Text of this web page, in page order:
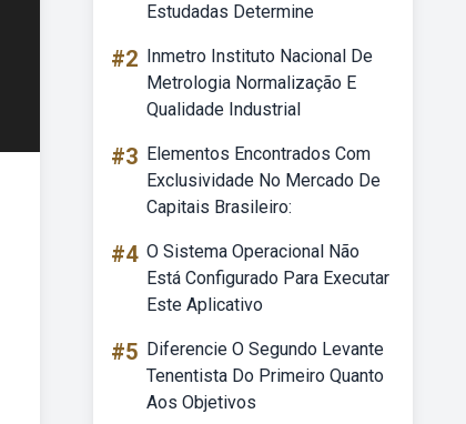
Estudadas Determine
#2 Inmetro Instituto Nacional De
Metrologia Normalização E
Qualidade Industrial
#3 Elementos Encontrados Com
Exclusividade No Mercado De
Capitais Brasileiro:
#4 O Sistema Operacional Não
Está Configurado Para Executar
Este Aplicativo
#5 Diferencie O Segundo Levante
Tenentista Do Primeiro Quanto
Aos Objetivos